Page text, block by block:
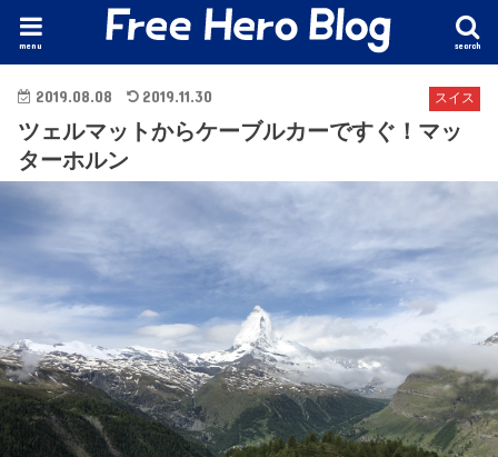
search
menu
スイス
2019.08.08 2019.11.30
ツェルマットからケーブルカーですぐ！マッ
ターホルン